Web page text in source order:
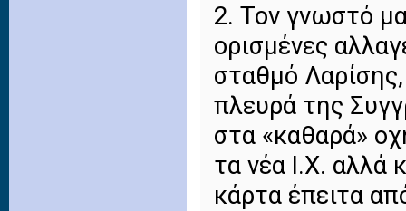
2. Τον γνωστό
ορισμένες
σταθμό
πλευρά της
στα «καθαρά»
τα νέα Ι.Χ. αλλά
κάρτα έπειτα